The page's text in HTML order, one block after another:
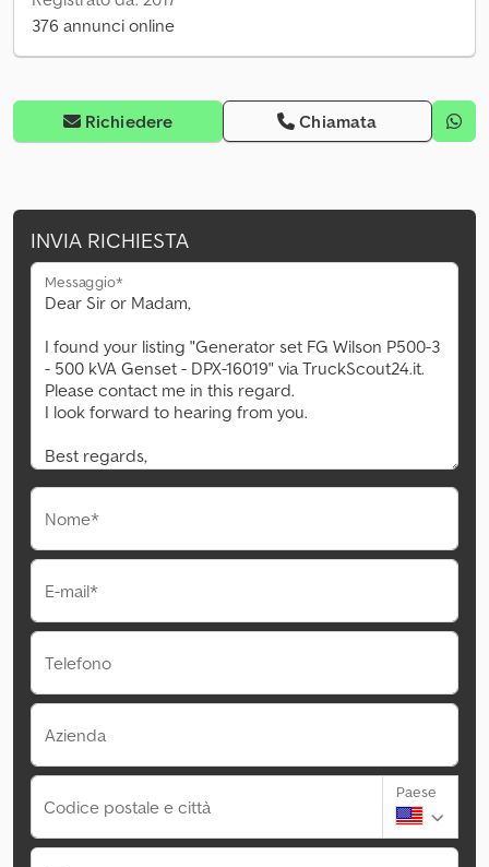
376 annunci online
Richiedere Chiamata
INVIA RICHIESTA
Messaggio*
Nome*
E-mail*
Telefono
Azienda
Codice postale e città
Paese